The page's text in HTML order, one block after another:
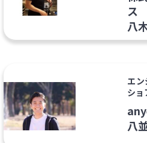
ス
八
エ
ショ
八